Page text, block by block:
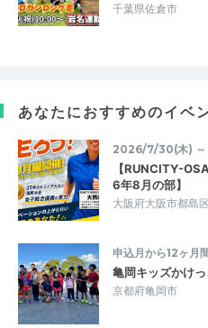
千葉県佐倉市
あなたにおすすめのイベ
2026/7/30(木)
【RUNCITY-
6年8月の部】
大阪府大阪市都島区
申込月から12ヶ月
亀岡キッズかけ
京都府亀岡市